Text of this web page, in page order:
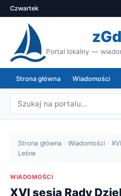
Czwartek
Portal lokalny —
Strona główna Wiadomości
Strona główna › Wiadomości ›
Leśne
WIADOMOŚCI
XVI sesja Rady